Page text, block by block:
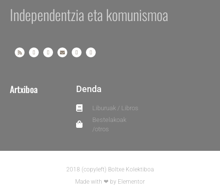
Independentzia eta komunismoa
Artxiboa Denda
Liburuak / Libros
Bestelakoak
/otros
2018 (copyleft) Boltxe Kolektiboa
Made with ❤ by Elementor